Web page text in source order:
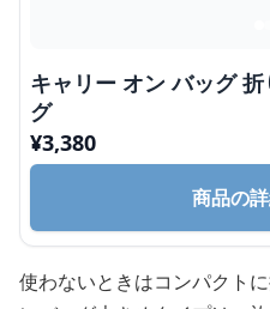
キャリー オン バッグ
グ
¥3,380
商品の
使わないときはコンパクト